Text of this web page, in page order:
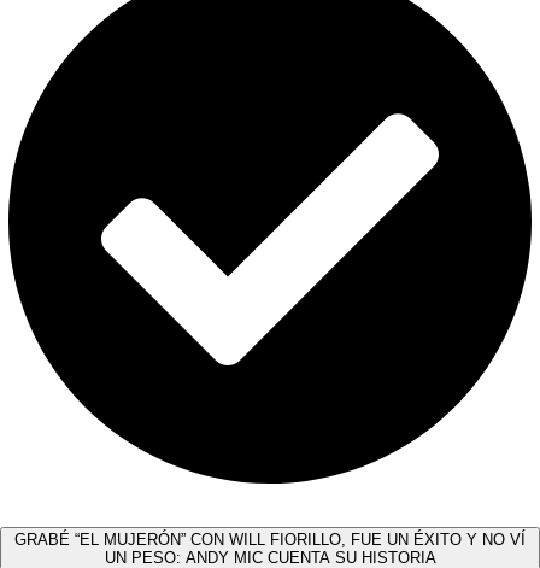
GRABÉ “EL MUJERÓN” CON WILL FIORILLO, FUE UN ÉXITO Y NO VÍ
UN PESO: ANDY MIC CUENTA SU HISTORIA